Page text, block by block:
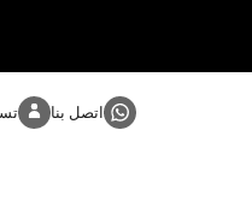
اتصل بنا